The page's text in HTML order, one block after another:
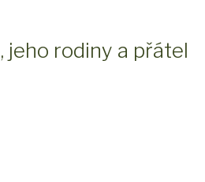
jeho rodiny a přátel